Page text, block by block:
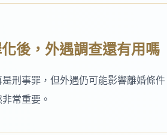
後，外遇調查還有用嗎
刑事罪，但外遇仍可能影響離婚條
常重要。